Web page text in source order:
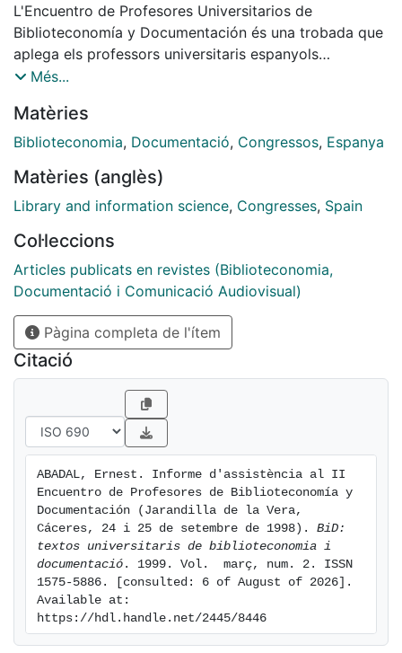
L'Encuentro de Profesores Universitarios de
Biblioteconomía y Documentación és una trobada que
aplega els professors universitaris espanyols
d'aquesta àrea de coneixement amb l'objectiu
prendre com a eix central de discussió els plans
d'estudi de la llicenciatura. La segona trobada es va
biblioteconomia i documentació a Espanya.
L'organització d'aquests encuentros ha anat a càrrec,
Documentación de la Universidad de Extremadura
Més...
Matèries
Biblioteconomia, Documentació, Congressos, Espanya
Matèries (anglès)
Library and information science, Congresses, Spain
Col·leccions
Articles publicats en revistes (Biblioteconomia,
Documentació i Comunicació Audiovisual)
Pàgina completa de l'ítem
Citació
ABADAL, Ernest. Informe d'assistència al II
Encuentro de Profesores de Biblioteconomía y
Documentación (Jarandilla de la Vera,
Cáceres, 24 i 25 de setembre de 1998). BiD:
textos universitaris de biblioteconomia i
documentació . 1999. Vol.  març, num. 2. ISSN
1575-5886. [consulted: 6 of August of 2026].
Available at:
https://hdl.handle.net/2445/8446